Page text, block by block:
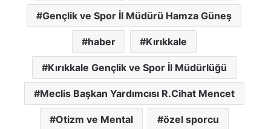
Gençlik ve Spor İl Müdürü Hamza Güneş
haber Kırıkkale
Kırıkkale Gençlik ve Spor İl Müdürlüğü
Meclis Başkan Yardımcısı R.Cihat Mencet
Otizm ve Mental özel sporcu